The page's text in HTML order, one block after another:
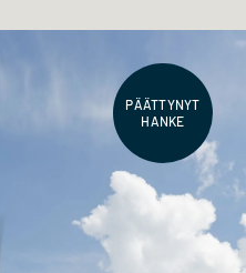
PÄÄTTYNYT
HANKE